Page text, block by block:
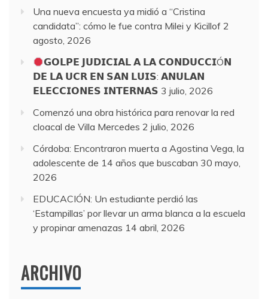
Una nueva encuesta ya midió a “Cristina
candidata”: cómo le fue contra Milei y Kicillof 2
agosto, 2026
𝗚𝗢𝗟𝗣𝗘 𝗝𝗨𝗗𝗜𝗖𝗜𝗔𝗟 𝗔 𝗟𝗔 𝗖𝗢𝗡𝗗𝗨𝗖𝗖𝗜Ó𝗡
𝗗𝗘 𝗟𝗔 𝗨𝗖𝗥 𝗘𝗡 𝗦𝗔𝗡 𝗟𝗨𝗜𝗦: 𝗔𝗡𝗨𝗟𝗔𝗡
𝗘𝗟𝗘𝗖𝗖𝗜𝗢𝗡𝗘𝗦 𝗜𝗡𝗧𝗘𝗥𝗡𝗔𝗦 3 julio, 2026
Comenzó una obra histórica para renovar la red
cloacal de Villa Mercedes 2 julio, 2026
Córdoba: Encontraron muerta a Agostina Vega, la
adolescente de 14 años que buscaban 30 mayo,
2026
EDUCACIÓN: Un estudiante perdió las
‘Estampillas’ por llevar un arma blanca a la escuela
y propinar amenazas 14 abril, 2026
ARCHIVO